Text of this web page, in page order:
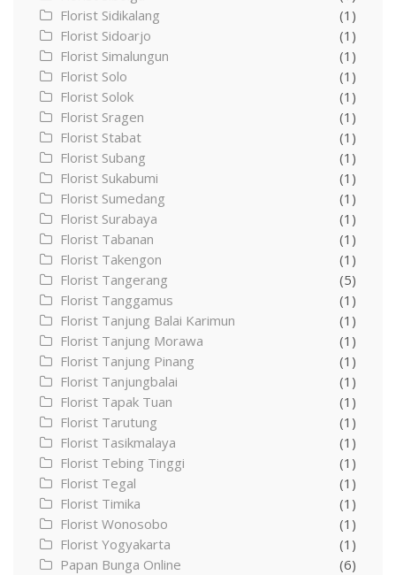
Florist Sidikalang
(1)
Florist Sidoarjo
(1)
Florist Simalungun
(1)
Florist Solo
(1)
Florist Solok
(1)
Florist Sragen
(1)
Florist Stabat
(1)
Florist Subang
(1)
Florist Sukabumi
(1)
Florist Sumedang
(1)
Florist Surabaya
(1)
Florist Tabanan
(1)
Florist Takengon
(1)
Florist Tangerang
(5)
Florist Tanggamus
(1)
Florist Tanjung Balai Karimun
(1)
Florist Tanjung Morawa
(1)
Florist Tanjung Pinang
(1)
Florist Tanjungbalai
(1)
Florist Tapak Tuan
(1)
Florist Tarutung
(1)
Florist Tasikmalaya
(1)
Florist Tebing Tinggi
(1)
Florist Tegal
(1)
Florist Timika
(1)
Florist Wonosobo
(1)
Florist Yogyakarta
(1)
Papan Bunga Online
(6)